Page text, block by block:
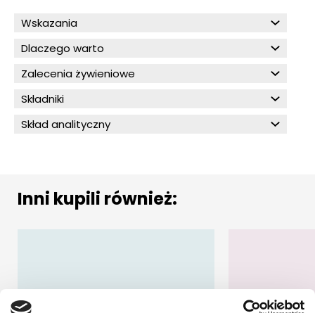
Wskazania
Dlaczego warto
Zalecenia żywieniowe
Składniki
Skład analityczny
Inni kupili również: